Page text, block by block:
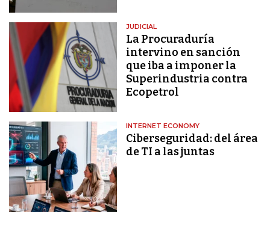
JUDICIAL
La Procuraduría
intervino en sanción
que iba a imponer la
Superindustria contra
Ecopetrol
INTERNET ECONOMY
Ciberseguridad: del área
de TI a las juntas